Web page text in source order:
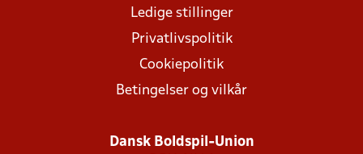
Ledige stillinger
Privatlivspolitik
Cookiepolitik
Betingelser og vilkår
Dansk Boldspil-Union